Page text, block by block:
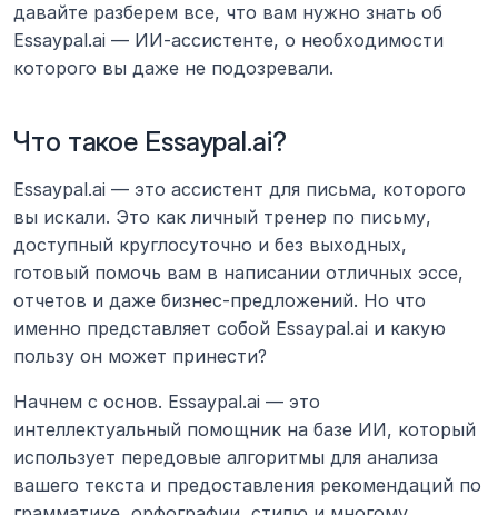
давайте разберем все, что вам нужно знать об
Essaypal.ai — ИИ-ассистенте, о необходимости
которого вы даже не подозревали.
Что такое Essaypal.ai?
Essaypal.ai — это ассистент для письма, которого
вы искали. Это как личный тренер по письму,
доступный круглосуточно и без выходных,
готовый помочь вам в написании отличных эссе,
отчетов и даже бизнес-предложений. Но что
именно представляет собой Essaypal.ai и какую
пользу он может принести?
Начнем с основ. Essaypal.ai — это
интеллектуальный помощник на базе ИИ, который
использует передовые алгоритмы для анализа
вашего текста и предоставления рекомендаций по